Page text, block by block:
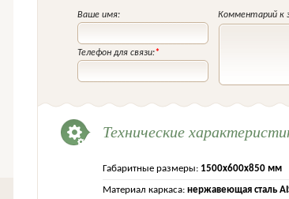
Ваше имя:
Телефон для связи:*
Комментарий к
Технические
Габаритные размеры: 1500х600х850 мм
Материал каркаса: нержавеющая сталь